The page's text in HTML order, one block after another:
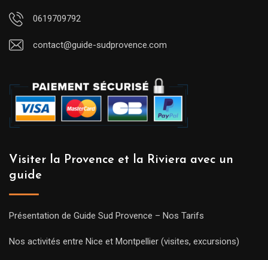
0619709792
contact@guide-sudprovence.com
Visiter la Provence et la Riviera avec un
guide
Présentation de Guide Sud Provence – Nos Tarifs
Nos activités entre Nice et Montpellier (visites, excursions)